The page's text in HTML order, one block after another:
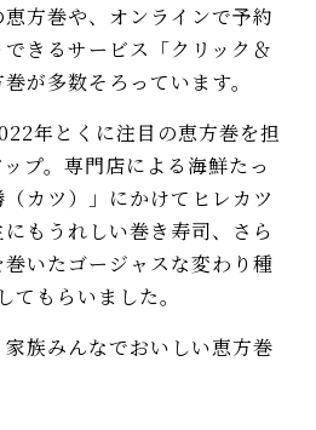
方巻や、オンラインで予約
きるサービス「クリック＆
が多数そろっています。
年とくに注目の恵方巻を担
プ。専門店による海鮮たっ
カツ）」にかけてヒレカツ
もうれしい巻き寿司、さら
いたゴージャスな変わり種
てもらいました。
族みんなでおいしい恵方巻